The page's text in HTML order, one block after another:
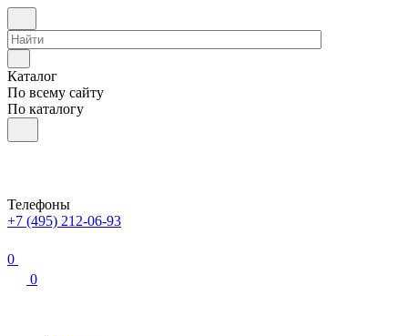
Каталог
По всему сайту
По каталогу
Телефоны
+7 (495) 212-06-93
0
0